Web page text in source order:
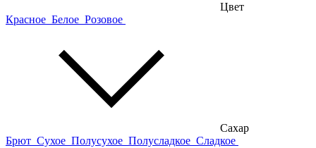
Цвет
Красное Белое Розовое
Сахар
Брют Сухое Полусухое Полусладкое Сладкое